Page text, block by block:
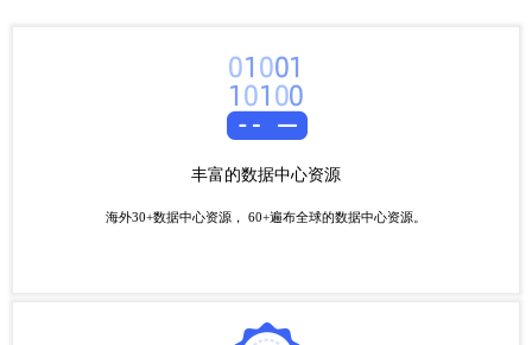
丰富的数据中心资源
海外30+数据中心资源， 60+遍布全球的数据中心资源。